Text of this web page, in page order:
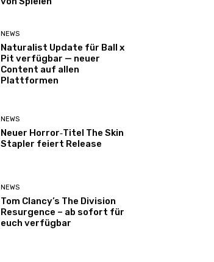
NEWS
Naturalist Update für Ball x
Pit verfügbar — neuer
Content auf allen
Plattformen
NEWS
Neuer Horror‑Titel The Skin
Stapler feiert Release
NEWS
Tom Clancy’s The Division
Resurgence – ab sofort für
euch verfügbar